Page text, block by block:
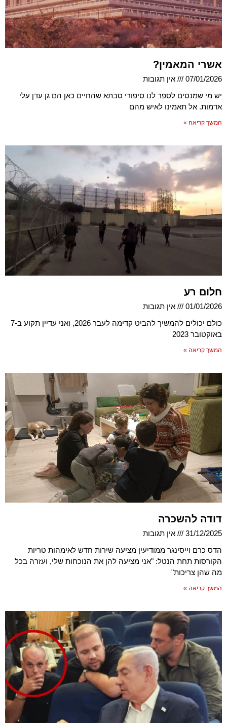
אשרי המאמין?
07/01/2026
אין תגובות
יש מי שמנסים לספר לנו סיפורי סבתא שהחיים כאן הם גן עדן עלי
אדמות. אל תאמינו לאיש מהם
המשך קריאה »
חלום רע
01/01/2026
אין תגובות
כולם יכולים להמשיך להביט קדימה לעבר 2026, ואני עדיין תקוע ב-7
באוקטובר 2023
המשך קריאה »
דודה להשכרה
31/12/2025
אין תגובות
הדס כרם וייסינגר ממודיעין מציעה שירות חדש לאימהות טריות
הקורסות תחת הנטל: "אני מציעה להן את הנוכחות שלי, ועזרה בכל
מה שהן צריכות"
המשך קריאה »